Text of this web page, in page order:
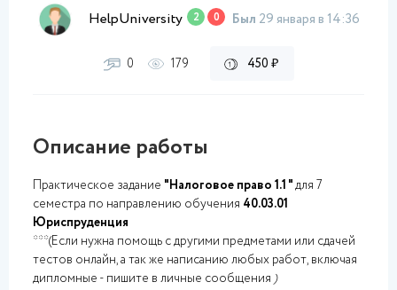
HelpUniversity 2 0 Был 29 января в 14:36
0 179 450 ₽
Описание работы
Практическое задание "Налоговое право 1.1 "для 7
семестра по направлению обучения 40.03.01
Юриспруденция
***(Если нужна помощь с другими предметами или сдачей
тестов онлайн, а так же написанию любых работ, включая
дипломные - пишите в личные сообщения )